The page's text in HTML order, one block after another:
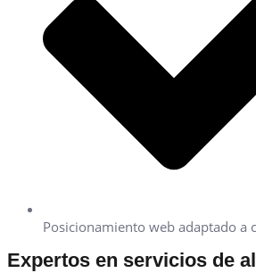
Posicionamiento web adaptado a
Expertos en servicios de